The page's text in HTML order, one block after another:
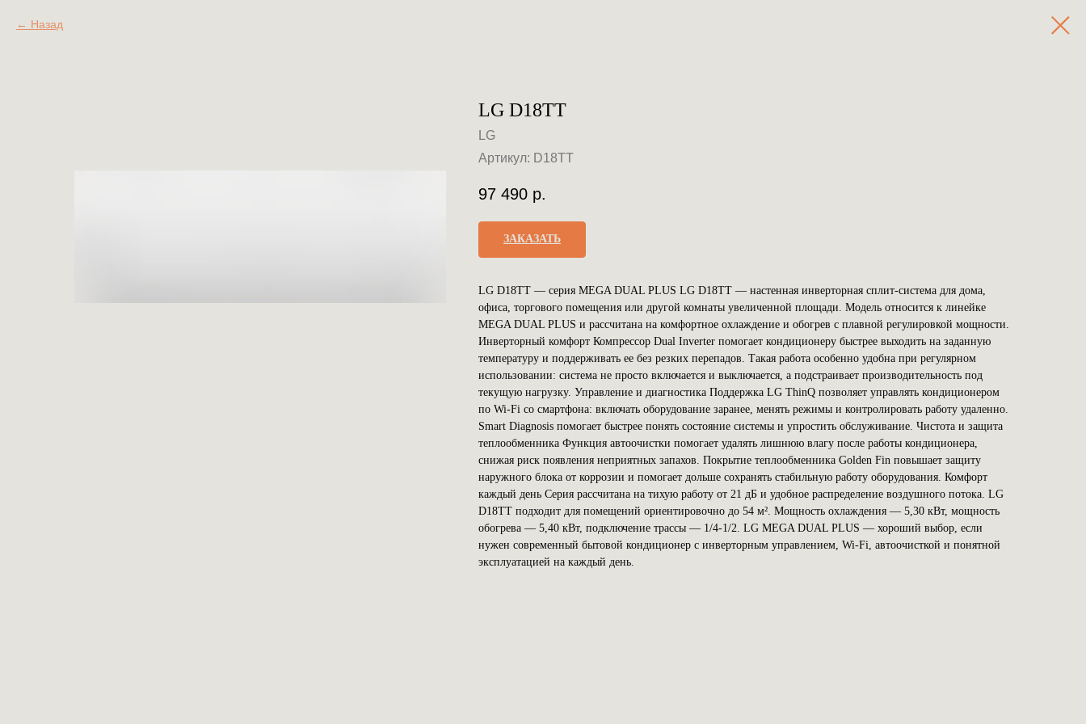
Назад
LG D18TT
LG
Артикул: D18TT
97 490 р.
ЗАКАЗАТЬ
LG D18TT — серия MEGA DUAL PLUS LG D18TT — настенная инверторная сплит-система для дома,
офиса, торгового помещения или другой комнаты увеличенной площади. Модель относится к линейке
MEGA DUAL PLUS и рассчитана на комфортное охлаждение и обогрев с плавной регулировкой мощности.
Инверторный комфорт Компрессор Dual Inverter помогает кондиционеру быстрее выходить на заданную
температуру и поддерживать ее без резких перепадов. Такая работа особенно удобна при регулярном
использовании: система не просто включается и выключается, а подстраивает производительность под
текущую нагрузку. Управление и диагностика Поддержка LG ThinQ позволяет управлять кондиционером
по Wi-Fi со смартфона: включать оборудование заранее, менять режимы и контролировать работу удаленно.
Smart Diagnosis помогает быстрее понять состояние системы и упростить обслуживание. Чистота и защита
теплообменника Функция автоочистки помогает удалять лишнюю влагу после работы кондиционера,
снижая риск появления неприятных запахов. Покрытие теплообменника Golden Fin повышает защиту
наружного блока от коррозии и помогает дольше сохранять стабильную работу оборудования. Комфорт
каждый день Серия рассчитана на тихую работу от 21 дБ и удобное распределение воздушного потока. LG
D18TT подходит для помещений ориентировочно до 54 м². Мощность охлаждения — 5,30 кВт, мощность
обогрева — 5,40 кВт, подключение трассы — 1/4-1/2. LG MEGA DUAL PLUS — хороший выбор, если
нужен современный бытовой кондиционер с инверторным управлением, Wi-Fi, автоочисткой и понятной
эксплуатацией на каждый день.